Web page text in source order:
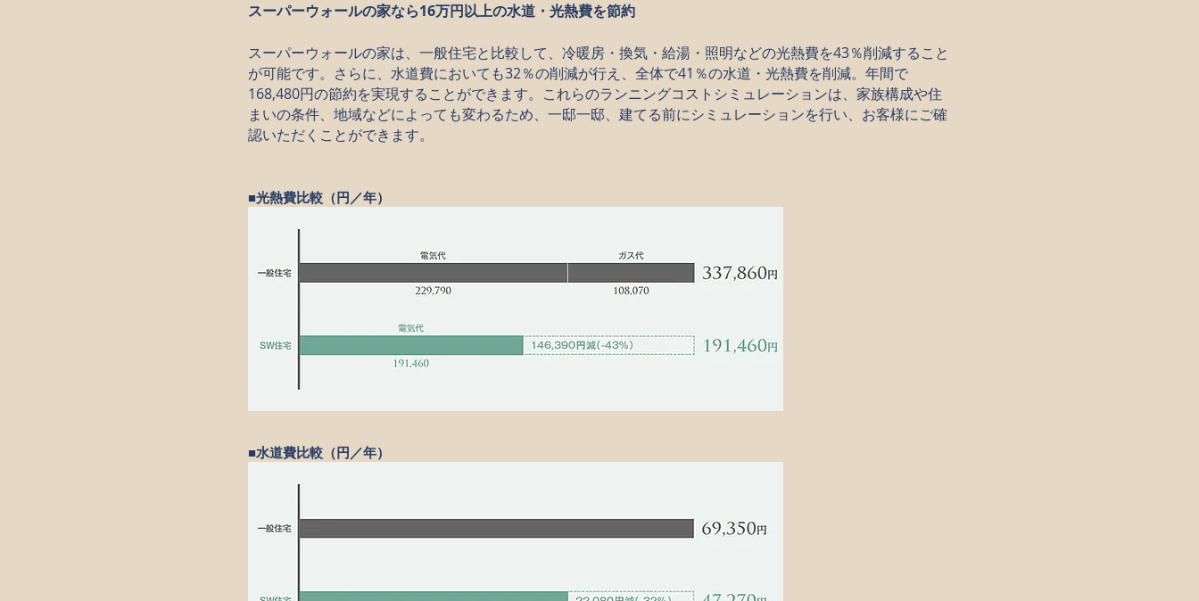
スーパーウォールの家なら16万円以上の水道・光熱費を節約
スーパーウォールの家は、一般住宅と比較して、冷暖房・換気・給湯・照明などの光熱費を43％削減すること
が可能です。さらに、水道費においても32％の削減が行え、全体で41％の水道・光熱費を削減。年間で
168,480円の節約を実現することができます。これらのランニングコストシミュレーションは、家族構成や住
まいの条件、地域などによっても変わるため、一邸一邸、建てる前にシミュレーションを行い、お客様にご確
認いただくことができます。
■光熱費比較（円／年）
■水道費比較（円／年）